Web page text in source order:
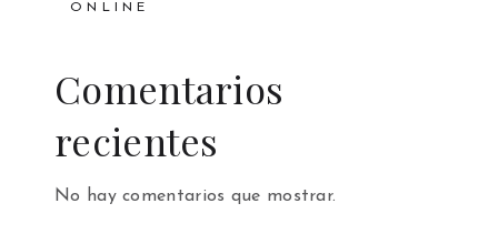
ONLINE
Comentarios
recientes
No hay comentarios que mostrar.